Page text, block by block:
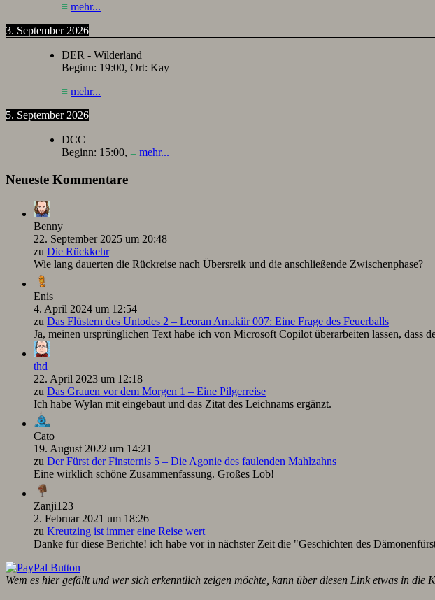
≡ mehr...
3. September 2026
DER - Wilderland
Beginn: 19:00, Ort: Kay
≡ mehr...
5. September 2026
DCC
Beginn: 15:00, ≡ mehr...
Neueste Kommentare
Benny
22. September 2025 um 20:48
zu Die Rückkehr
Wie lang dauerten die Rückreise nach Übersreik und die anschließende Zwischenphase?
Enis
4. April 2024 um 12:54
zu Das Flüstern des Untodes 2 – Leoran Amakiir 007: Eine Frage des Feuerballs
Ja, meinen ursprünglichen Text habe ich von Microsoft Copilot überarbeiten lassen, dass
thd
22. April 2023 um 12:18
zu Das Grauen vor dem Morgen 1 – Eine Pilgerreise
Ich habe Wylan mit eingebaut und das Zitat des Leichnams ergänzt.
Cato
19. August 2022 um 14:21
zu Der Fürst der Finsternis 5 – Die Agonie des faulenden Mahlzahns
Eine wirklich schöne Zusammenfassung. Großes Lob!
Zanji123
2. Februar 2021 um 18:26
zu Kreutzing ist immer eine Reise wert
Danke für diese Berichte! ich habe vor in nächster Zeit die "Geschichten des
Wem es hier gefällt und wer sich erkenntlich zeigen möchte, kann über diesen Link etwas in die